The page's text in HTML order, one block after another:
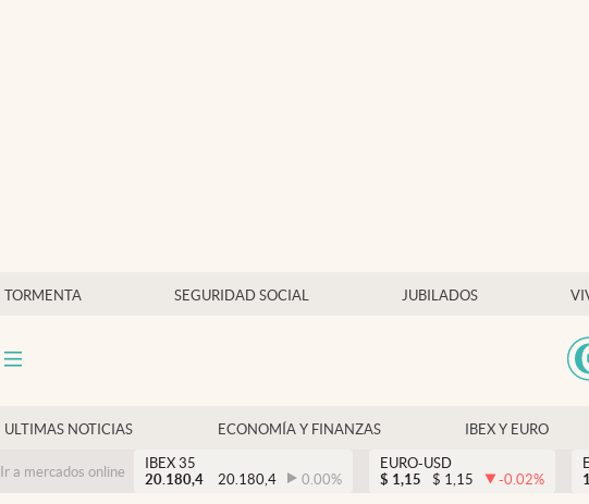
TORMENTA SEGURIDAD SOCIAL JUBILADOS
ULTIMAS NOTICIAS ECONOMÍA Y FINANZAS IBEX Y EURO
Ir a mercados online
IBEX 35
20.180,4
20.180,4 0.00%
EURO-USD
$ 1,15 $ 1,15 -0.02%